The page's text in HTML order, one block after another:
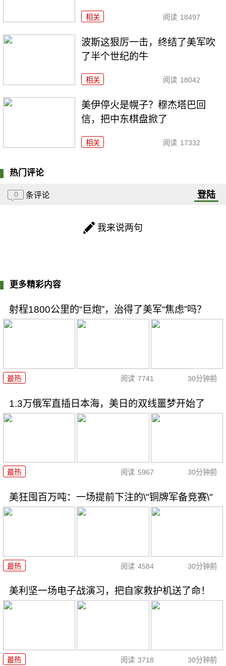
相关 阅读 18497
波斯这狠厉一击，终结了美军吹
了半个世纪的牛
相关 阅读 18042
美伊停火是幌子？穆杰塔巴回
信，把中东棋盘掀了
相关 阅读 17332
热门评论
0 条评论 登陆
我来说两句
更多精彩内容
射程1800公里的“巨炮”，治得了美军“焦虑”吗？
最热 阅读 7741 30分钟前
1.3万俄军直插日本海，美日的双线噩梦开始了
最热 阅读 5967 30分钟前
美狂囤百万吨：一场提前下注的\"铜牌军备竞赛\"
最热 阅读 4584 30分钟前
美利坚一场电子战演习，把自家救护机送了命！
最热 阅读 3718 30分钟前